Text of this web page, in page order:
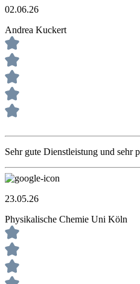
02.06.26
Andrea Kuckert
Sehr gute Dienstleistung und sehr
23.05.26
Physikalische Chemie Uni Köln